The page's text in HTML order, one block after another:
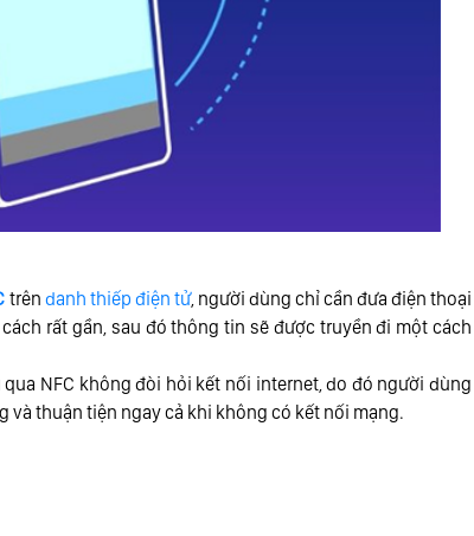
trên danh thiếp điện tử, người dùng chỉ cần đưa điện thoại
rất gần, sau đó thông tin sẽ được truyền đi một cách
NFC không đòi hỏi kết nối internet, do đó người dùng
thuận tiện ngay cả khi không có kết nối mạng.